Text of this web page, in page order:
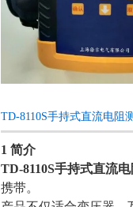
TD-8110S手持式直流电阻
1 简介
TD-8110S手持式直流
携带。